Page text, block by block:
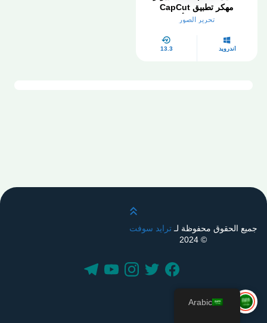
مهكر تطبيق CapCut
مهكر احدث اصدا أخر إصدار
تحرير الصور
أندرويد 13.3
قم بالتمرير لأعلى
جميع الحقوق محفوظة لـترايد سوفت
© 2024
Arabic